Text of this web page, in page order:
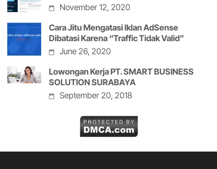
November 12, 2020
Cara Jitu Mengatasi Iklan AdSense
Dibatasi Karena “Traffic Tidak Valid”
June 26, 2020
Lowongan Kerja PT. SMART BUSINESS
SOLUTION SURABAYA
September 20, 2018